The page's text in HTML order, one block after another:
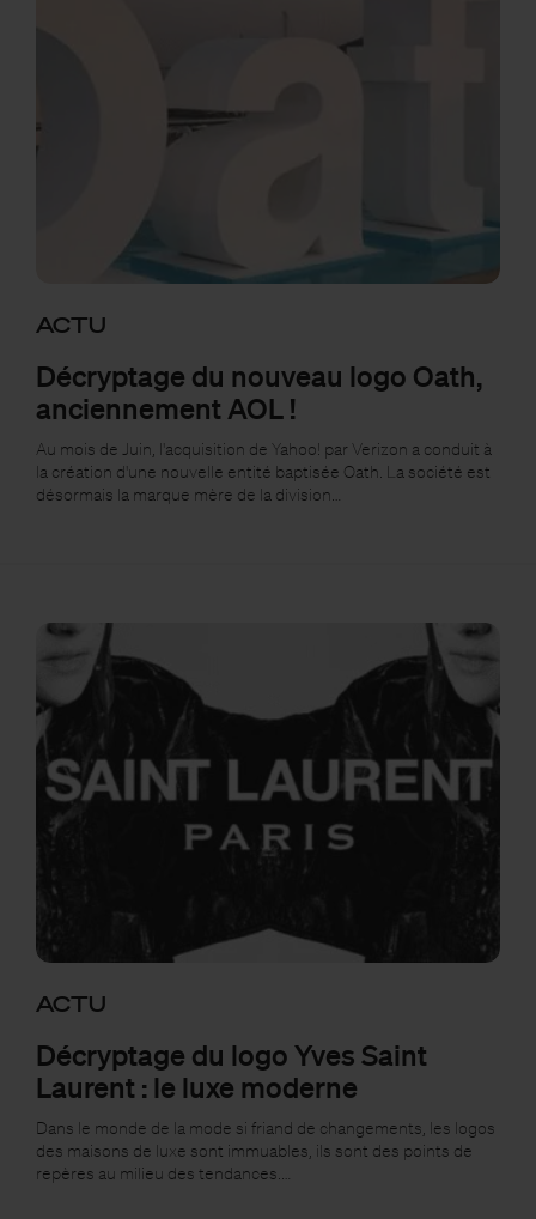
ACTU
Décryptage du nouveau logo Oath,
anciennement AOL !
Au mois de Juin, l'acquisition de Yahoo! par Verizon a conduit à
la création d'une nouvelle entité baptisée Oath. La société est
désormais la marque mère de la division…
ACTU
Décryptage du logo Yves Saint
Laurent : le luxe moderne
Dans le monde de la mode si friand de changements, les logos
des maisons de luxe sont immuables, ils sont des points de
repères au milieu des tendances.…